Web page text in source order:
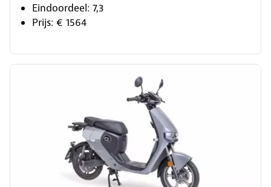
Eindoordeel: 7,3
Prijs: € 1564